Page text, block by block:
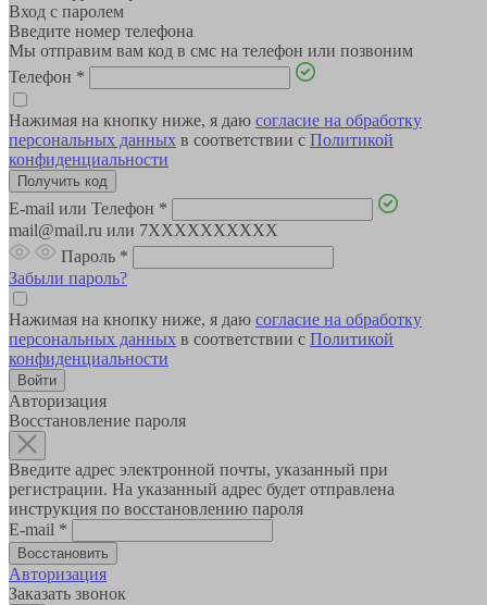
Вход с паролем
Введите номер телефона
Мы отправим вам код в смс на телефон или позвоним
Телефон *
Нажимая на кнопку ниже, я даю согласие на обработку
персональных данных в соответствии с Политикой
конфиденциальности
E-mail или Телефон *
mail@mail.ru или 7XXXXXXXXXX
Пароль *
Забыли пароль?
Нажимая на кнопку ниже, я даю согласие на обработку
персональных данных в соответствии с Политикой
конфиденциальности
Авторизация
Восстановление пароля
Введите адрес электронной почты, указанный при
регистрации. На указанный адрес будет отправлена
инструкция по восстановлению пароля
E-mail *
Авторизация
Заказать звонок